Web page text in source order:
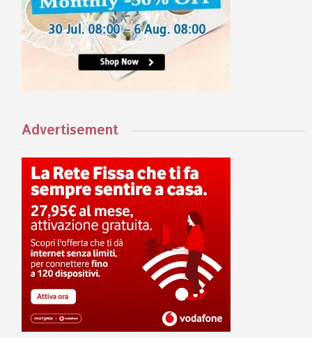
Advertisement